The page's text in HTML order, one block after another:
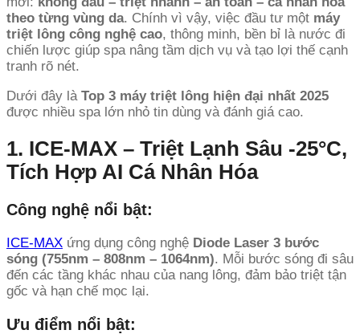
theo từng vùng da. Chính vì vậy, việc đầu tư một máy
triệt lông công nghệ cao, thông minh, bền bỉ là nước đi
chiến lược giúp spa nâng tầm dịch vụ và tạo lợi thế cạnh
tranh rõ nét.
Dưới đây là Top 3 máy triệt lông hiện đại nhất 2025
được nhiều spa lớn nhỏ tin dùng và đánh giá cao.
1. ICE-MAX – Triệt Lạnh Sâu -25°C,
Tích Hợp AI Cá Nhân Hóa
Công nghệ nổi bật:
ICE-MAX ứng dụng công nghệ Diode Laser 3 bước
sóng (755nm – 808nm – 1064nm). Mỗi bước sóng đi sâu
đến các tầng khác nhau của nang lông, đảm bảo triệt tận
gốc và hạn chế mọc lại.
Ưu điểm nổi bật: